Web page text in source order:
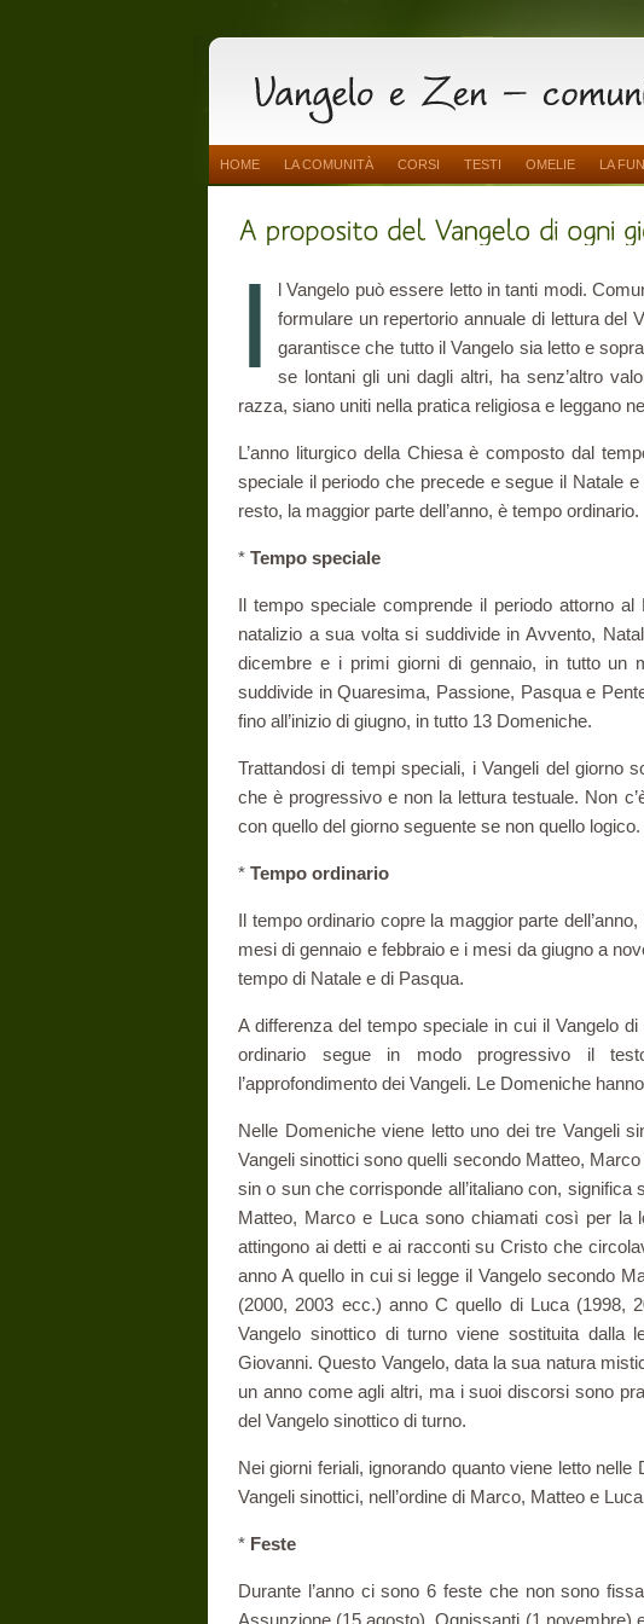
HOME LA COMUNITÀ CORSI TESTI OMELIE LA
I
l Vangelo può essere letto in tanti modi.
formulare un repertorio annuale di lettura del
garantisce che tutto il Vangelo sia letto e
se lontani gli uni dagli altri, ha senz’altro
razza, siano uniti nella pratica religiosa e leggano
L’anno liturgico della Chiesa è composto dal
speciale il periodo che precede e segue il Natale
resto, la maggior parte dell’anno, è tempo ordinario.
* Tempo speciale
Il tempo speciale comprende il periodo attorno
natalizio a sua volta si suddivide in Avvento,
dicembre e i primi giorni di gennaio, in tutto un
suddivide in Quaresima, Passione, Pasqua e
fino all’inizio di giugno, in tutto 13 Domeniche.
Trattandosi di tempi speciali, i Vangeli del giorno
che è progressivo e non la lettura testuale. Non
con quello del giorno seguente se non quello logico.
* Tempo ordinario
Il tempo ordinario copre la maggior parte
mesi di gennaio e febbraio e i mesi da giugno a
tempo di Natale e di Pasqua.
A differenza del tempo speciale in cui il Vangelo
ordinario segue in modo progressivo il
l’approfondimento dei Vangeli. Le Domeniche
Nelle Domeniche viene letto uno dei tre Vangeli
Vangeli sinottici sono quelli secondo Matteo,
sin o sun che corrisponde all’italiano con,
Matteo, Marco e Luca sono chiamati così per la
attingono ai detti e ai racconti su Cristo che
anno A quello in cui si legge il Vangelo secondo
(2000, 2003 ecc.) anno C quello di Luca (1998,
Vangelo sinottico di turno viene sostituita dalla
Giovanni. Questo Vangelo, data la sua natura
un anno come agli altri, ma i suoi discorsi sono
del Vangelo sinottico di turno.
Nei giorni feriali, ignorando quanto viene letto
Vangeli sinottici, nell’ordine di Marco, Matteo e
* Feste
Durante l’anno ci sono 6 feste che non sono
Assunzione (15 agosto), Ognissanti (1 novembre)